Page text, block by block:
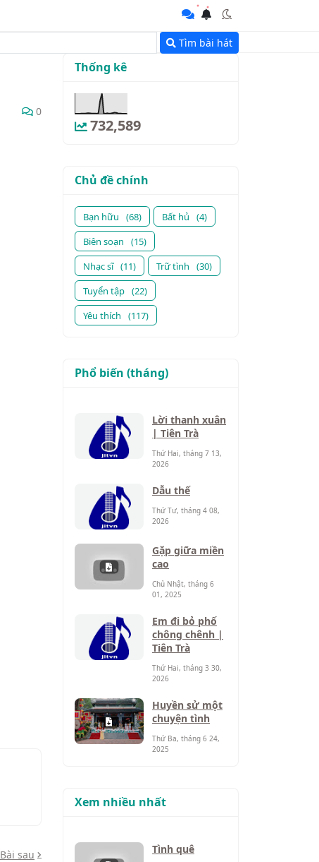
Tìm bài hát
0
Bài sau
Thống kê
732,589
Chủ đề chính
Bạn hữu (68) Bất hủ
(4)
Biên soạn
(15)
Nhạc sĩ (11) Trữ tình
(30)
Tuyển tập (22)
Yêu thích
(117)
Phổ biến (tháng)
Lời thanh xuân
| Tiên Trà
Thứ Hai, tháng 7 13,
2026
Dẫu thế
Thứ Tư, tháng 4 08,
2026
Gặp giữa miền
cao
Chủ Nhật, tháng 6
01, 2025
Em đi bỏ phố
chông chênh |
Tiên Trà
Thứ Hai, tháng 3 30,
2026
Huyền sử một
chuyện tình
Thứ Ba, tháng 6 24,
2025
Xem nhiều nhất
Tình quê